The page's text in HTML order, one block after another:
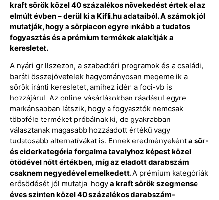
kraft sörök közel 40 százalékos növekedést értek el az
elmúlt évben – derül ki a Kifli.hu adataiból. A számok jól
mutatják, hogy a sörpiacon egyre inkább a tudatos
fogyasztás és a prémium termékek alakítják a
keresletet.
A nyári grillszezon, a szabadtéri programok és a családi,
baráti összejövetelek hagyományosan megemelik a
sörök iránti keresletet, amihez idén a foci-vb is
hozzájárul. Az online vásárlásokban ráadásul egyre
markánsabban látszik, hogy a fogyasztók nemcsak
többféle terméket próbálnak ki, de gyakrabban
választanak magasabb hozzáadott értékű vagy
tudatosabb alternatívákat is. Ennek eredményekénta sör-
és ciderkategória forgalma tavalyhoz képest közel
ötödével nőtt értékben, míg az eladott darabszám
csaknem negyedével emelkedett.A prémium kategóriák
erősödését jól mutatja, hogy a kraft sörök szegmense
éves szinten közel 40 százalékos darabszám-